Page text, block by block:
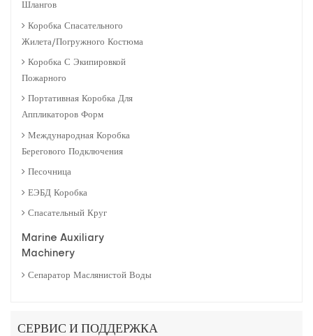
Шлангов
Коробка Спасательного
Жилета/погружного Костюма
Коробка С Экипировкой
Пожарного
Портативная Коробка Для
Аппликаторов Форм
Международная Коробка
Берегового Подключения
Песочница
ЕЭБД Коробка
Спасательный Круг
Marine Auxiliary
Machinery
Сепаратор Маслянистой Воды
СЕРВИС И ПОДДЕРЖКА